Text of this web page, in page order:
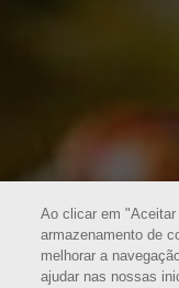
Ao clicar em
armazenamento de
melhorar a
ajudar nas nossas